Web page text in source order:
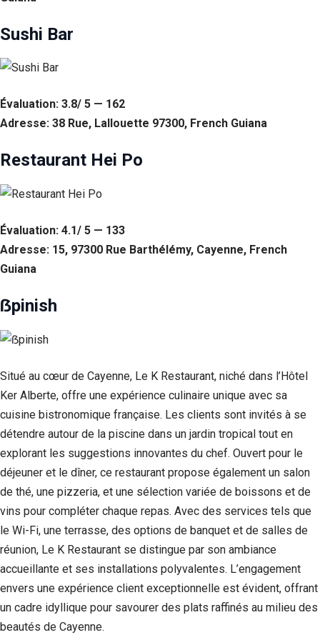
Sushi Bar
Évaluation: 3.8/ 5 — 162
Adresse: 38 Rue, Lallouette 97300, French Guiana
Restaurant Hei Po
Évaluation: 4.1/ 5 — 133
Adresse: 15, 97300 Rue Barthélémy, Cayenne, French
Guiana
ẞpinish
Situé au cœur de Cayenne, Le K Restaurant, niché dans l’Hôtel
Ker Alberte, offre une expérience culinaire unique avec sa
cuisine bistronomique française. Les clients sont invités à se
détendre autour de la piscine dans un jardin tropical tout en
explorant les suggestions innovantes du chef. Ouvert pour le
déjeuner et le dîner, ce restaurant propose également un salon
de thé, une pizzeria, et une sélection variée de boissons et de
vins pour compléter chaque repas. Avec des services tels que
le Wi-Fi, une terrasse, des options de banquet et de salles de
réunion, Le K Restaurant se distingue par son ambiance
accueillante et ses installations polyvalentes. L’engagement
envers une expérience client exceptionnelle est évident, offrant
un cadre idyllique pour savourer des plats raffinés au milieu des
beautés de Cayenne.